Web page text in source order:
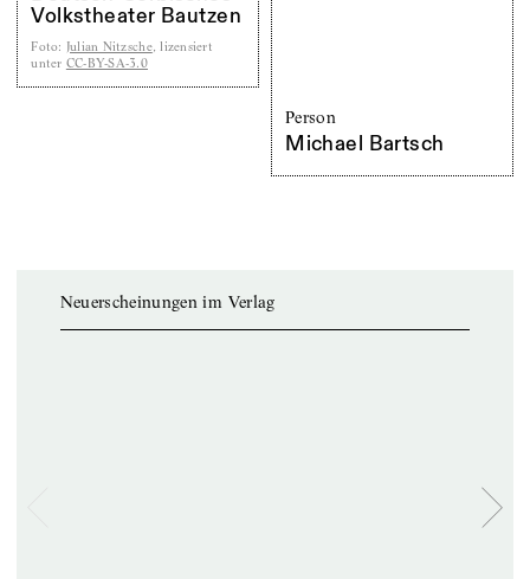
Volkstheater Bautzen
Foto: Julian Nitzsche, lizensiert
unter CC-BY-SA-3.0
Person
Michael Bartsch
Neuerscheinungen im Verlag